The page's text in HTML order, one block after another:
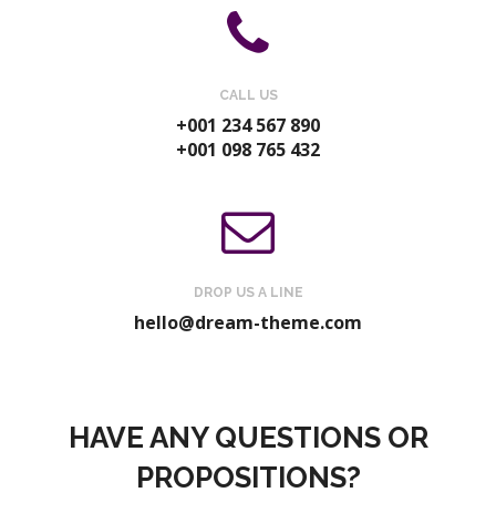
CALL US
+001 234 567 890
+001 098 765 432
DROP US A LINE
hello@dream-theme.com
HAVE ANY QUESTIONS OR
PROPOSITIONS?